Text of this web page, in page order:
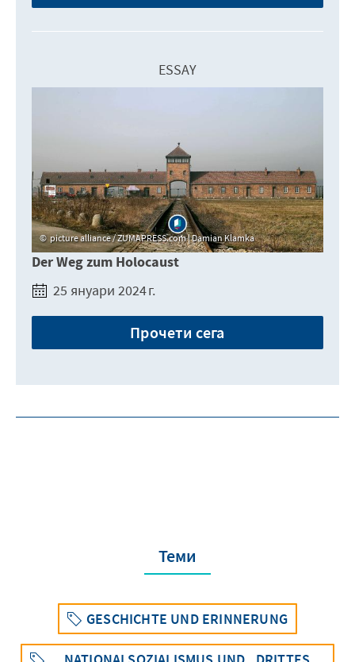
ESSAY
picture alliance / ZUMAPRESS.com | Damian Klamka
Der Weg zum Holocaust
25 януари 2024 г.
Прочети сега
Теми
GESCHICHTE UND ERINNERUNG